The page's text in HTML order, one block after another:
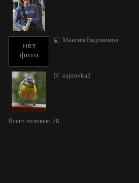
Максим Евдокимов
zapravka2
Всего человек: 78.